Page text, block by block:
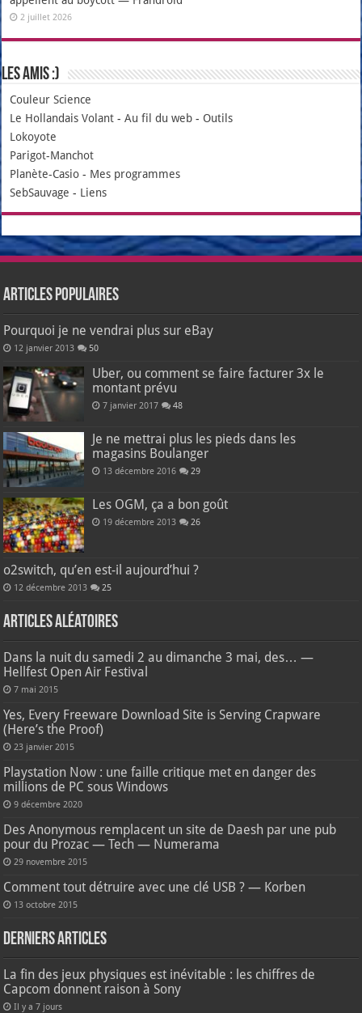
2 juillet 2026
Les amis :)
Couleur Science
Le Hollandais Volant -Au fil du web - Outils
Lokoyote
Parigot-Manchot
Planète-Casio - Mes programmes
SebSauvage - Liens
Articles populaires
Pourquoi je ne vendrai plus sur eBay
12 janvier 2013 50
Uber, ou comment se faire facturer 3x le
montant prévu
7 janvier 2017 48
Je ne mettrai plus les pieds dans les
magasins Boulanger
13 décembre 2016 29
Les OGM, ça a bon goût
19 décembre 2013 26
o2switch, qu’en est-il aujourd’hui ?
12 décembre 2013 25
Articles aléatoires
Dans la nuit du samedi 2 au dimanche 3 mai, des… —
Hellfest Open Air Festival
7 mai 2015
Yes, Every Freeware Download Site is Serving Crapware
(Here’s the Proof)
23 janvier 2015
Playstation Now : une faille critique met en danger des
millions de PC sous Windows
9 décembre 2020
Des Anonymous remplacent un site de Daesh par une pub
pour du Prozac — Tech — Numerama
29 novembre 2015
Comment tout détruire avec une clé USB ? — Korben
13 octobre 2015
Derniers articles
La fin des jeux physiques est inévitable : les chiffres de
Capcom donnent raison à Sony
Il y a 7 jours